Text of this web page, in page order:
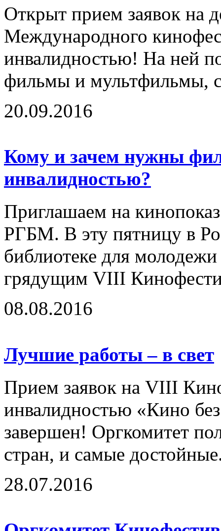
Открыт прием заявок на
Международного
инвалидностью! На ней
фильмы и мультфильмы,
20.09.2016
Кому и зачем нужны
инвалидностью?
Приглашаем на
РГБМ. В эту пятницу в
библиотеке для молодежи
грядущим VIII
08.08.2016
Лучшие работы – в свет
Прием заявок на VIII
инвалидностью «Кино
завершен! Оргкомитет
стран, и самые
28.07.2016